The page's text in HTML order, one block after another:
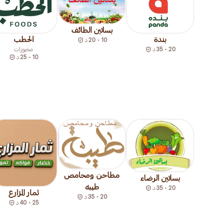
بندة
20 - 35 د
بساتين الطائف
10 - 20 د الحطب
مخبوزات
10 - 25
د
بساتين الرضاء
20 - 35 د
مطاحن ومحامص
طيبه
20 - 35 د
ثمار المزارع
25 - 40 د